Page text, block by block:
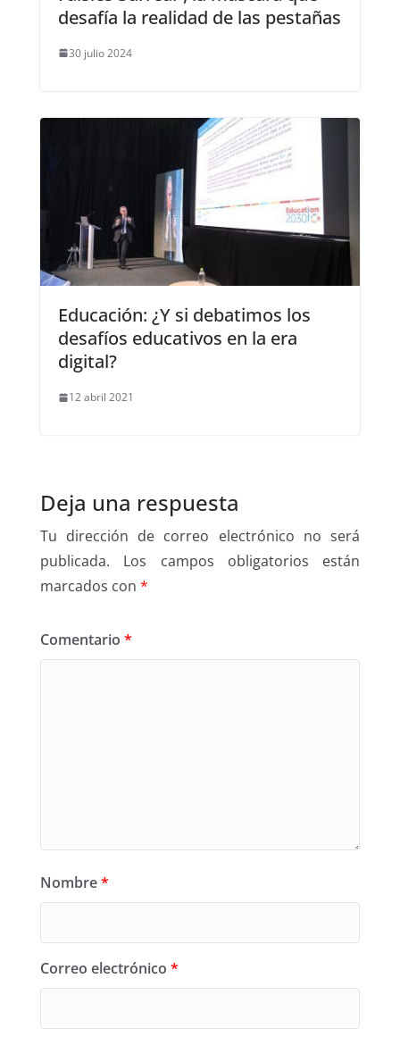
desafía la realidad de las pestañas
30 julio 2024
Educación: ¿Y si debatimos los
desafíos educativos en la era
digital?
12 abril 2021
Deja una respuesta
Tu dirección de correo electrónico no será
publicada.
Los campos obligatorios están
marcados con *
Comentario *
Nombre*
Correo electrónico *